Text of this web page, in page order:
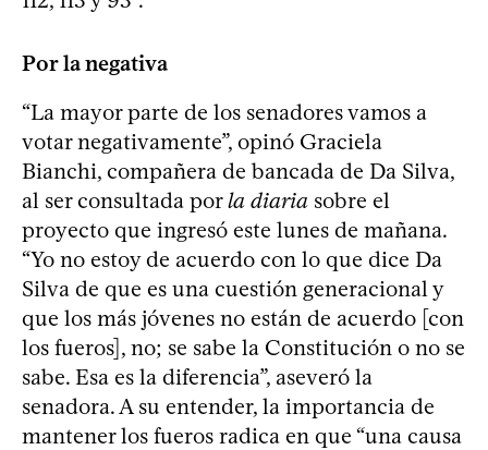
Por la negativa
“La mayor parte de los senadores vamos a
votar negativamente”, opinó Graciela
Bianchi, compañera de bancada de Da Silva,
al ser consultada porla diaria sobre el
proyecto que ingresó este lunes de mañana.
“Yo no estoy de acuerdo con lo que dice Da
Silva de que es una cuestión generacional y
que los más jóvenes no están de acuerdo [con
los fueros], no; se sabe la Constitución o no se
sabe. Esa es la diferencia”, aseveró la
senadora. A su entender, la importancia de
mantener los fueros radica en que “una causa